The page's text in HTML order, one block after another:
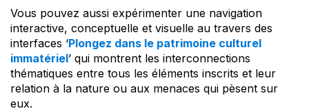
Vous pouvez aussi expérimenter une navigation
interactive, conceptuelle et visuelle au travers des
interfaces ‘Plongez dans le patrimoine culturel
immatériel’ qui montrent les interconnections
thématiques entre tous les éléments inscrits et leur
relation à la nature ou aux menaces qui pèsent sur
eux.